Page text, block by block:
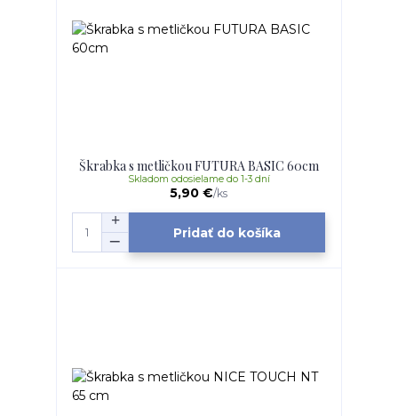
Škrabka s metličkou FUTURA BASIC 60cm
5,90 €/ks
Skladom odosielame do 1-3 dní
Pridať do košíka